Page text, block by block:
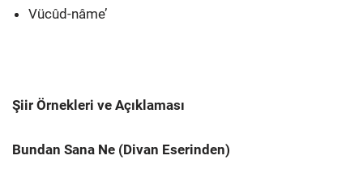
Vücûd-nâme’
Şiir Örnekleri ve Açıklaması
Bundan Sana Ne (Divan Eserinden)